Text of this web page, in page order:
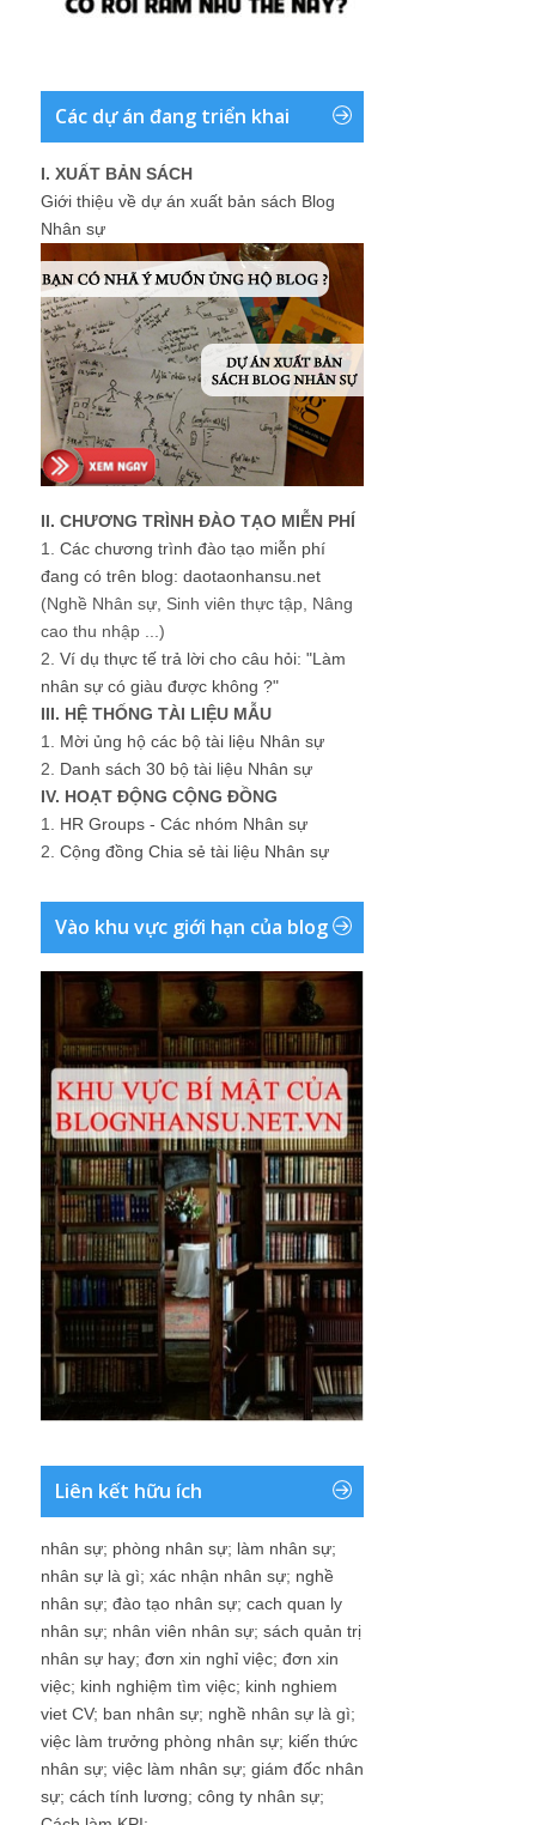
Các dự án đang triển khai
I. XUẤT BẢN SÁCH
Giới thiệu về dự án xuất bản sách Blog
Nhân sự
II. CHƯƠNG TRÌNH ĐÀO TẠO MIỄN PHÍ
1. Các chương trình đào tạo miễn phí
đang có trên blog: daotaonhansu.net
(Nghề Nhân sự, Sinh viên thực tập, Nâng
cao thu nhập ...)
2. Ví dụ thực tế trả lời cho câu hỏi: "Làm
nhân sự có giàu được không ?"
III. HỆ THỐNG TÀI LIỆU MẪU
1. Mời ủng hộ các bộ tài liệu Nhân sự
2. Danh sách 30 bộ tài liệu Nhân sự
IV. HOẠT ĐỘNG CỘNG ĐỒNG
1. HR Groups - Các nhóm Nhân sự
2. Cộng đồng Chia sẻ tài liệu Nhân sự
Vào khu vực giới hạn của blog
Liên kết hữu ích
nhân sự; phòng nhân sự; làm nhân sự;
nhân sự là gì; xác nhận nhân sự; nghề
nhân sự; đào tạo nhân sự; cach quan ly
nhân sự; nhân viên nhân sự; sách quản trị
nhân sự hay; đơn xin nghỉ việc; đơn xin
việc; kinh nghiệm tìm việc; kinh nghiem
viet CV; ban nhân sự; nghề nhân sự là gì;
việc làm trưởng phòng nhân sự; kiến thức
nhân sự; việc làm nhân sự; giám đốc nhân
sự; cách tính lương; công ty nhân sự;